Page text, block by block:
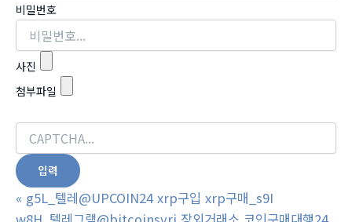
비밀번호
사진
첨부파일
« g5L_텔레@UPCOIN24 xrp구입 xrp구매_s9I